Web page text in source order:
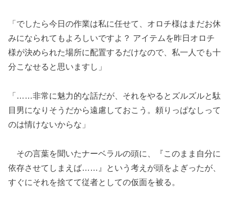
「でしたら今日の作業は私に任せて、オロチ様はまだお休
みになられてもよろしいですよ？ アイテムを昨日オロチ
様が決められた場所に配置するだけなので、私一人でも十
分こなせると思いますし」
「……非常に魅力的な話だが、それをやるとズルズルと駄
目男になりそうだから遠慮しておこう。頼りっぱなしって
のは情けないからな」
その言葉を聞いたナーベラルの頭に、『このまま自分に
依存させてしまえば……』という考えが頭をよぎったが、
すぐにそれを捨てて従者としての仮面を被る。